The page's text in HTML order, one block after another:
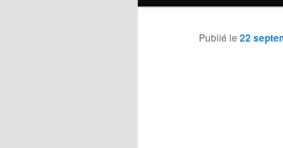
Publié le 22